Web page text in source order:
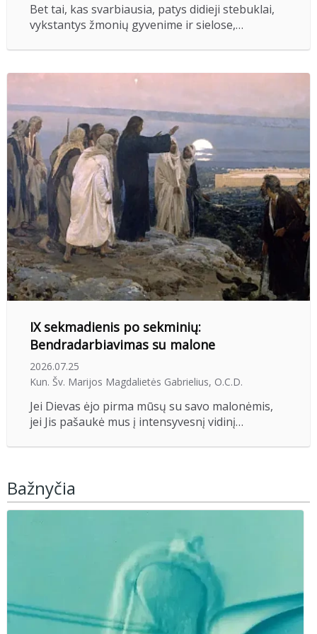
Bet tai, kas svarbiausia, patys didieji stebuklai,
vykstantys žmonių gyvenime ir sielose,…
IX sekmadienis po sekminių:
Bendradarbiavimas su malone
2026.07.25
Kun. Šv. Marijos Magdalietės Gabrielius, O.C.D.
Jei Dievas ėjo pirma mūsų su savo malonėmis,
jei Jis pašaukė mus į intensyvesnį vidinį…
Bažnyčia